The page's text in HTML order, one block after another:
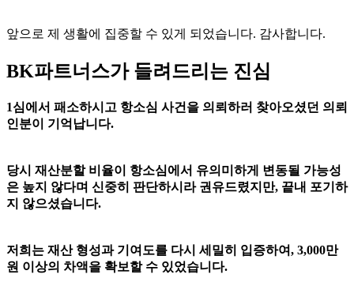
앞으로 제 생활에 집중할 수 있게 되었습니다. 감사합니다.
BK파트너스가 들려드리는 진심
1심에서 패소하시고 항소심 사건을 의뢰하러 찾아오셨던 의뢰
인분이 기억납니다.
당시 재산분할 비율이 항소심에서 유의미하게 변동될 가능성
은 높지 않다며 신중히 판단하시라 권유드렸지만, 끝내 포기하
지 않으셨습니다.
저희는 재산 형성과 기여도를 다시 세밀히 입증하여, 3,000만
원 이상의 차액을 확보할 수 있었습니다.